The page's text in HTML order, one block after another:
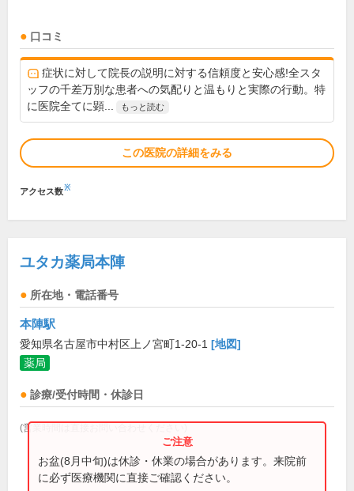
口コミ
症状に対して院長の説明に対する信頼度と安心感!全スタ
ッフの千差万別な患者への気配りと温もりと実際の行動。特
に医院全てに顕...
もっと読む
この医院の詳細をみる
アクセス数※
ユタカ薬局本陣
所在地・電話番号
本陣駅
愛知県名古屋市中村区上ノ宮町1-20-1 [地図]
薬局
診療/受付時間・休診日
(営業時間は直接お問い合わせください)
お盆(8月中旬)は休診・休業の場合があります。来院前
に必ず医療機関に直接ご確認ください。